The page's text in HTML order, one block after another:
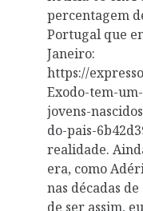
percentagem
Portugal que
Janeiro:
https://
Exodo-tem-
jovens-
do-pais-
realidade.
era, como
nas décadas
de ser assim,